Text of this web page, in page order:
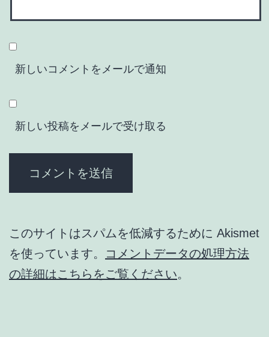
新しいコメントをメールで通知
新しい投稿をメールで受け取る
このサイトはスパムを低減するために Akismet
を使っています。
コメントデータの処理方法
の詳細はこちらをご覧ください。